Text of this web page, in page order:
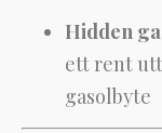
Hidden
ett rent
gasolbyte